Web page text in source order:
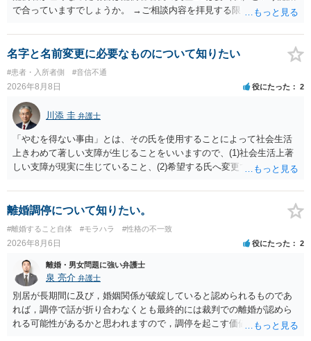
で合っていますでしょうか。 →ご相談内容を拝見する限りでは、その
完全に所有する場合は、他の相続人に対して自宅の評価額の１/２の代
償金の支払いが必要になります。
名字と名前変更に必要なものについて知りたい
#患者・入所者側 #音信不通
2026年8月8日 役にたった 2
川添 圭 弁護士
「やむを得ない事由」とは、その氏を使用することによって社会生活
上きわめて著しい支障が生じることをいいますので、(1)社会生活上著
しい支障が現実に生じていること、(2)希望する氏へ変更できればその
できるかどうかがポイントです。 記録中に現れた一切の事情が判断対
象ですので、上記(1)と(2)を説明できる資料は全て（ただし理路整然
に）提出することが必要になります。「フラッシュバック」とのこと
なので、例えば、医学上確立されているPTSDの診断基準に合致した説
明とそれに沿う資料の提出が必要になってくるように思います。 精神
的・心理的な理由の氏変更は様々な意味でハードルがかなり高く、弁
護士へ依頼しても苦労することが強く予想されるところです。、もし
本人申立てをお考えであれば、医学知識はもちろん法律知識も要求さ
れますので、性急な申立てをせず、知識と資料をしっかりと揃えて、
万全の体制で申立てに臨んだ方がよいと思われます。
離婚調停について知りたい。
#離婚すること自体 #モラハラ #性格の不一致
2026年8月6日 役にたった 2
離婚・男女問題に強い弁護士
泉 亮介 弁護士
別居が長期間に及び，婚姻関係が破綻していると認められるものであ
れば，調停で話が折り合わなくとも最終的には裁判での離婚が認めら
れる可能性があるかと思われますので，調停を起こす価値はあるよう